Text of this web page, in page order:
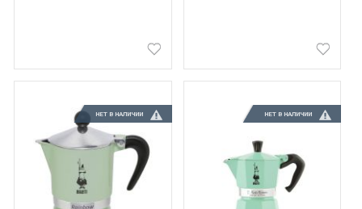
НЕТ В НАЛИЧИИ НЕТ В НАЛИЧИИ